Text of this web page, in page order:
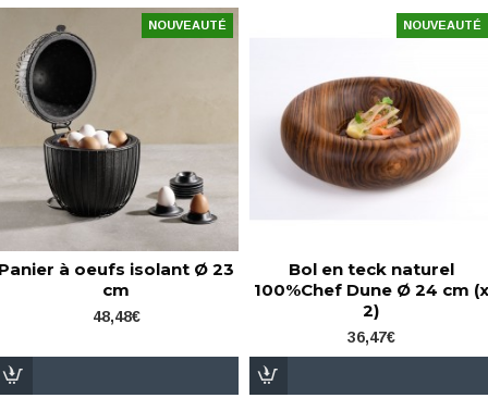
NOUVEAUTÉ
à oeufs isolant Ø 23
cm
48,48€
NOUVEAUTÉ
Bol en teck naturel
100%Chef Dune Ø 24 cm (x
2)
36,47€